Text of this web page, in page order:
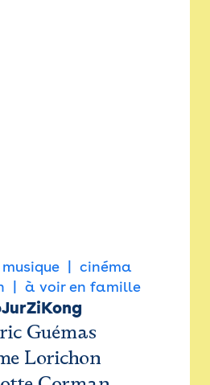
musique
cinéma
à voir en famille
Guémas
Lorichon